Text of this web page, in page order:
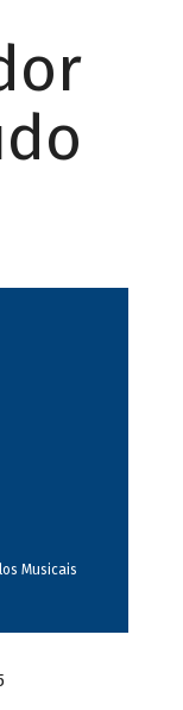
Musicais